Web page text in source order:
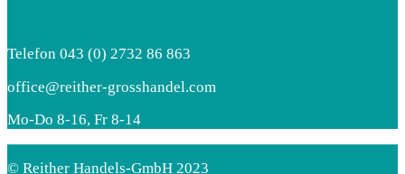
Telefon 043 (0) 2732 86 863
office@reither-grosshandel.com
Mo-Do 8-16, Fr 8-14
© Reither Handels-GmbH 2023